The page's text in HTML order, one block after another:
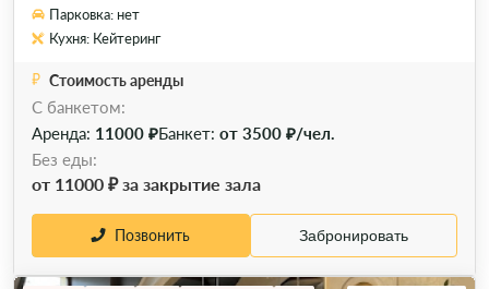
Парковка: нет
Кухня: Кейтеринг
Стоимость аренды
C банкетом:
Аренда: 11000 ₽Банкет: от 3500 ₽/чел.
Без еды:
от 11000 ₽ за закрытие зала
Позвонить Забронировать